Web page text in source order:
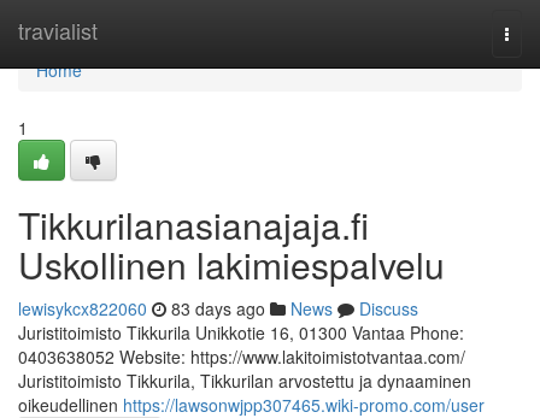
travialist
Home
Home
1
Tikkurilanasianajaja.fi
Uskollinen lakimiespalvelu
lewisykcx822060 83 days ago News
Discuss
Juristitoimisto Tikkurila Unikkotie 16, 01300 Vantaa Phone:
0403638052 Website: https://www.lakitoimistotvantaa.com/
Juristitoimisto Tikkurila, Tikkurilan arvostettu ja dynaaminen
oikeudellinen https://lawsonwjpp307465.wiki-promo.com/user